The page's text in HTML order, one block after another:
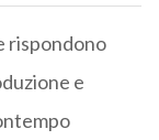
rispondono
e